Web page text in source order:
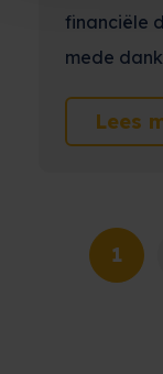
financiële
mede
Lees
1